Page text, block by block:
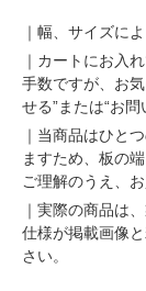
｜幅、サイズに
｜カートにお入
手数ですが、お
せる”または“お
｜当商品はひと
ますため、板の
ご理解のうえ、
｜実際の商品は
仕様が掲載画像
さい。